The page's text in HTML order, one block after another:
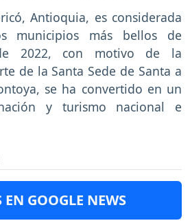
Antioquia, es considerada
municipios más bellos de
2022, con motivo de la
de la Santa Sede de Santa a
se ha convertido en un
y turismo nacional e
EN GOOGLE NEWS